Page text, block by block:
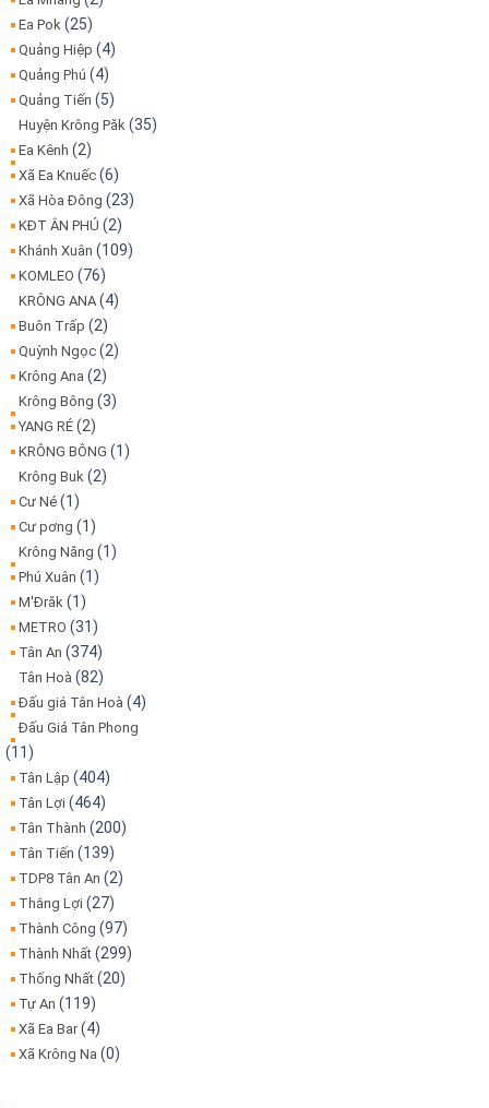
Ea Pok (25)
Quảng Hiệp (4)
Quảng Phú (4)
Quảng Tiến (5)
Huyện Krông Păk (35)
Ea Kênh (2)
Xã Ea Knuếc (6)
Xã Hòa Đông (23)
KĐT ÂN PHÚ (2)
Khánh Xuân (109)
KOMLEO (76)
KRÔNG ANA (4)
Buôn Trấp (2)
Quỳnh Ngọc (2)
Krông Ana (2)
Krông Bông (3)
YANG RÉ (2)
KRÔNG BÔNG (1)
Krông Buk (2)
Cư Né (1)
Cư pơng (1)
Krông Năng (1)
Phú Xuân (1)
M'Đrăk (1)
METRO (31)
Tân An (374)
Tân Hoà (82)
Đấu giá Tân Hoà (4)
Đấu Giá Tân Phong
(11)
Tân Lập (404)
Tân Lợi (464)
Tân Thành (200)
Tân Tiến (139)
TDP8 Tân An (2)
Thắng Lợi (27)
Thành Công (97)
Thành Nhất (299)
Thống Nhất (20)
Tự An (119)
Xã Ea Bar(4)
Xã Krông Na (0)